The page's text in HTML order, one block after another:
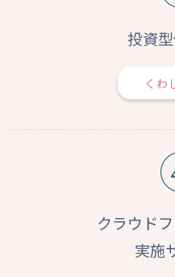
投資
くわ
クラウド
実施